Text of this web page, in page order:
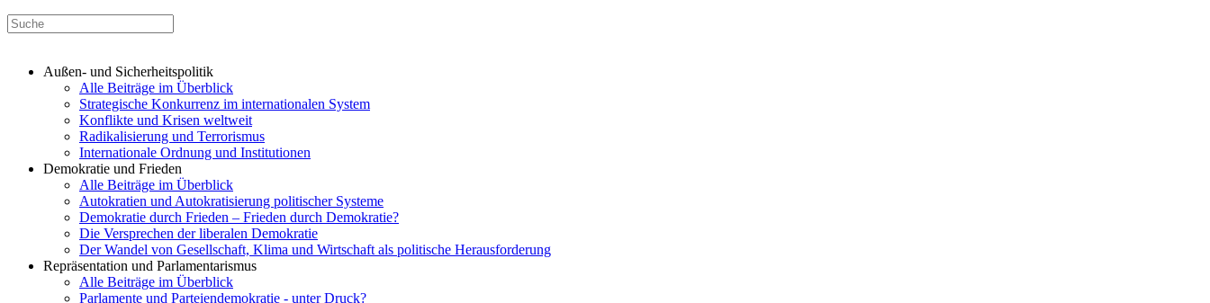
Außen- und Sicherheitspolitik
Alle Beiträge im Überblick
Strategische Konkurrenz im internationalen System
Konflikte und Krisen weltweit
Radikalisierung und Terrorismus
Internationale Ordnung und Institutionen
Demokratie und Frieden
Alle Beiträge im Überblick
Autokratien und Autokratisierung politischer Systeme
Demokratie durch Frieden – Frieden durch Demokratie?
Die Versprechen der liberalen Demokratie
Der Wandel von Gesellschaft, Klima und Wirtschaft als politische Herausforderung
Repräsentation und Parlamentarismus
Alle Beiträge im Überblick
Parlamente und Parteiendemokratie - unter Druck?